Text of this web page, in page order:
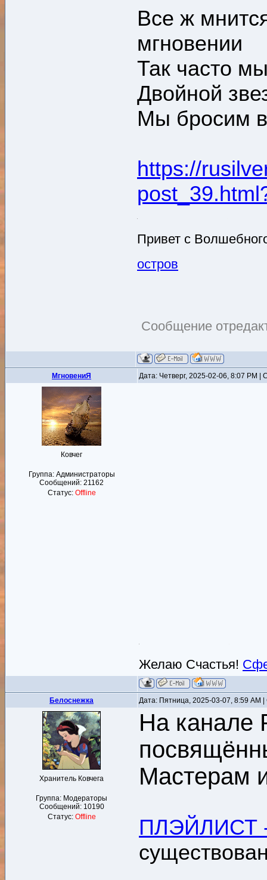
Все ж
мгновении
Так часто
Двойной
Мы бросим
https://
Привет с
остров
Сообщение
MгновениЯ Дата: Четверг, 2025-02-06, 8:07 PM
Ковчег
Группа: Администраторы
Сообщений: 21162
Статус: Offline
Желаю Счастья!
Белоснежка Дата: Пятница, 2025-03-07, 8:59 AM
Хранитель Ковчега
Группа: Модераторы
Сообщений: 10190
Статус: Offline
На канале
Мастерам
ПЛЭЙЛИСТ -